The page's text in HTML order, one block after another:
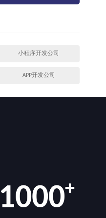
小程序开发公司
APP开发公司
1000+